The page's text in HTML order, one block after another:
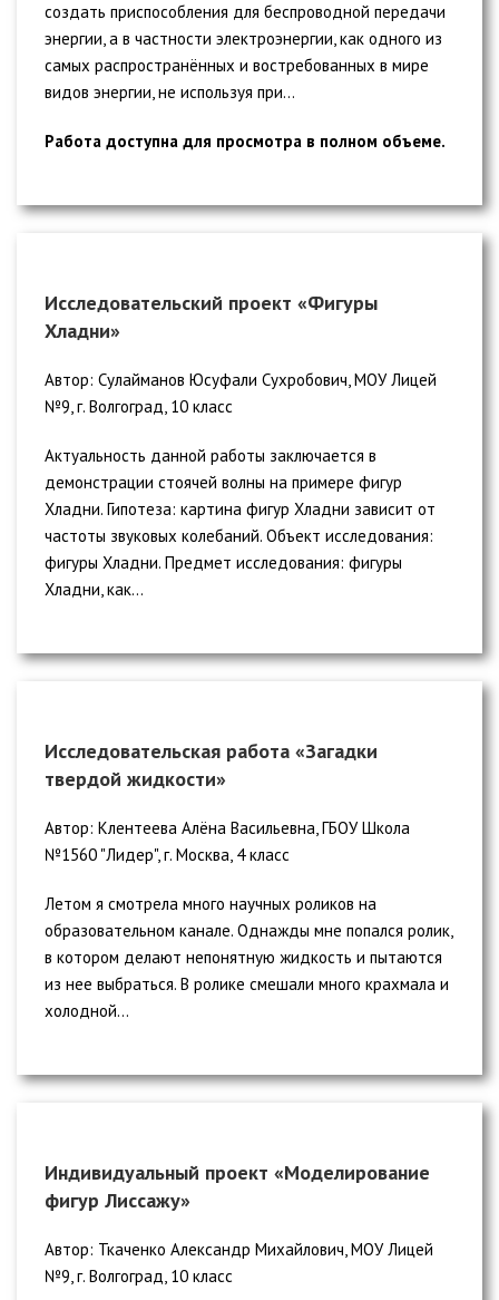
создать приспособления для беспроводной передачи
энергии, а в частности электроэнергии, как одного из
самых распространённых и востребованных в мире
видов энергии, не используя при...
Работа доступна для просмотра в полном объеме.
Исследовательский проект «Фигуры
Хладни»
Автор: Сулайманов Юсуфали Сухробович, МОУ Лицей
№9, г. Волгоград, 10 класс
Актуальность данной работы заключается в
демонстрации стоячей волны на примере фигур
Хладни. Гипотеза: картина фигур Хладни зависит от
частоты звуковых колебаний. Объект исследования:
фигуры Хладни. Предмет исследования: фигуры
Хладни, как...
Исследовательская работа «Загадки
твердой жидкости»
Автор: Клентеева Алёна Васильевна, ГБОУ Школа
№1560 "Лидер", г. Москва, 4 класс
Летом я смотрела много научных роликов на
образовательном канале. Однажды мне попался ролик,
в котором делают непонятную жидкость и пытаются
из нее выбраться. В ролике смешали много крахмала и
холодной...
Индивидуальный проект «Моделирование
фигур Лиссажу»
Автор: Ткаченко Александр Михайлович, МОУ Лицей
№9, г. Волгоград, 10 класс